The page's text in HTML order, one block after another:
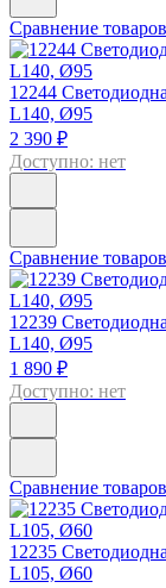
Сравнение товаров
12244
L140, Ø95
2 390 ₽
Доступно: нет
Сравнение товаров
12239
L140, Ø95
1 890 ₽
Доступно: нет
Сравнение товаров
12235
L105, Ø60